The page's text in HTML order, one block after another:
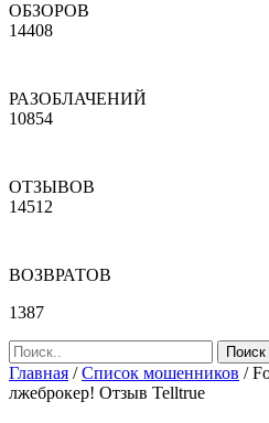
ОБЗОРОВ
14408
РАЗОБЛАЧЕНИЙ
10854
ОТЗЫВОВ
14512
ВОЗВРАТОВ
1387
Главная /Список мошенников /
лжеброкер! Отзыв Telltrue